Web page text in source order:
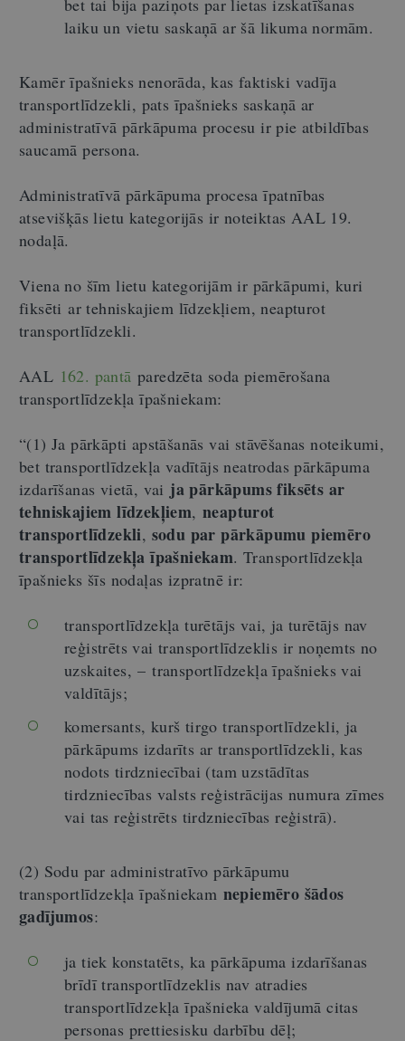
bet tai bija paziņots par lietas izskatīšanas
laiku un vietu saskaņā ar šā likuma normām.
Kamēr īpašnieks nenorāda, kas faktiski vadīja
transportlīdzekli, pats īpašnieks saskaņā ar
administratīvā pārkāpuma procesu ir pie atbildības
saucamā persona.
Administratīvā pārkāpuma procesa īpatnības
atsevišķās lietu kategorijās ir noteiktas AAL 19.
nodaļā.
Viena no šīm lietu kategorijām ir pārkāpumi, kuri
fiksēti ar tehniskajiem līdzekļiem, neapturot
transportlīdzekli.
AAL 162. pantā paredzēta soda piemērošana
transportlīdzekļa īpašniekam:
“(1) Ja pārkāpti apstāšanās vai stāvēšanas noteikumi,
bet transportlīdzekļa vadītājs neatrodas pārkāpuma
izdarīšanas vietā, vai ja pārkāpums fiksēts ar
tehniskajiem līdzekļiem, neapturot
transportlīdzekli, sodu par pārkāpumu piemēro
transportlīdzekļa īpašniekam. Transportlīdzekļa
īpašnieks šīs nodaļas izpratnē ir:
transportlīdzekļa turētājs vai, ja turētājs nav
reģistrēts vai transportlīdzeklis ir noņemts no
uzskaites,– transportlīdzekļa īpašnieks vai
valdītājs;
komersants, kurš tirgo transportlīdzekli, ja
pārkāpums izdarīts ar transportlīdzekli, kas
nodots tirdzniecībai (tam uzstādītas
tirdzniecības valsts reģistrācijas numura zīmes
vai tas reģistrēts tirdzniecības reģistrā).
(2) Sodu par administratīvo pārkāpumu
transportlīdzekļa īpašniekam nepiemēro šādos
gadījumos:
ja tiek konstatēts, ka pārkāpuma izdarīšanas
brīdī transportlīdzeklis nav atradies
transportlīdzekļa īpašnieka valdījumā citas
personas prettiesisku darbību dēļ;